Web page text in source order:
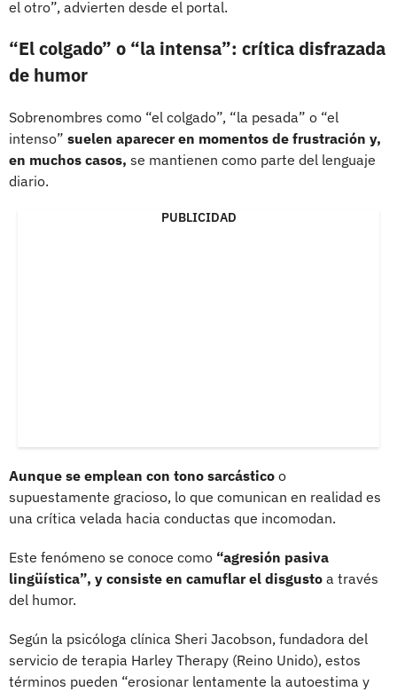
el otro”, advierten desde el portal.
“El colgado” o “la intensa”: crítica disfrazada
de humor
Sobrenombres como “el colgado”, “la pesada” o “el
intenso” suelen aparecer en momentos de frustración y,
en muchos casos, se mantienen como parte del lenguaje
diario.
PUBLICIDAD
Aunque se emplean con tono sarcástico o
supuestamente gracioso, lo que comunican en realidad es
una crítica velada hacia conductas que incomodan.
Este fenómeno se conoce como “agresión pasiva
lingüística”, y consiste en camuflar el disgusto a través
del humor.
Según la psicóloga clínica Sheri Jacobson, fundadora del
servicio de terapia Harley Therapy (Reino Unido), estos
términos pueden “erosionar lentamente la autoestima y